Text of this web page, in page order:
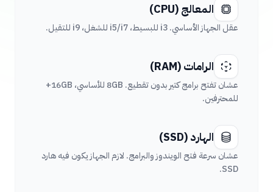
المعالج (CPU)
عقل الجهاز الأساسي. i3 للبسيط، i5/i7 للشغل، i9 للتقيل.
الرامات (RAM)
عشان تفتح برامج كتير بدون تقطيع. 8GB للأساسي، 16GB+
للمحترفين.
الهارد (SSD)
عشان سرعة فتح الويندوز والبرامج. لازم الجهاز يكون فيه هارد
SSD.